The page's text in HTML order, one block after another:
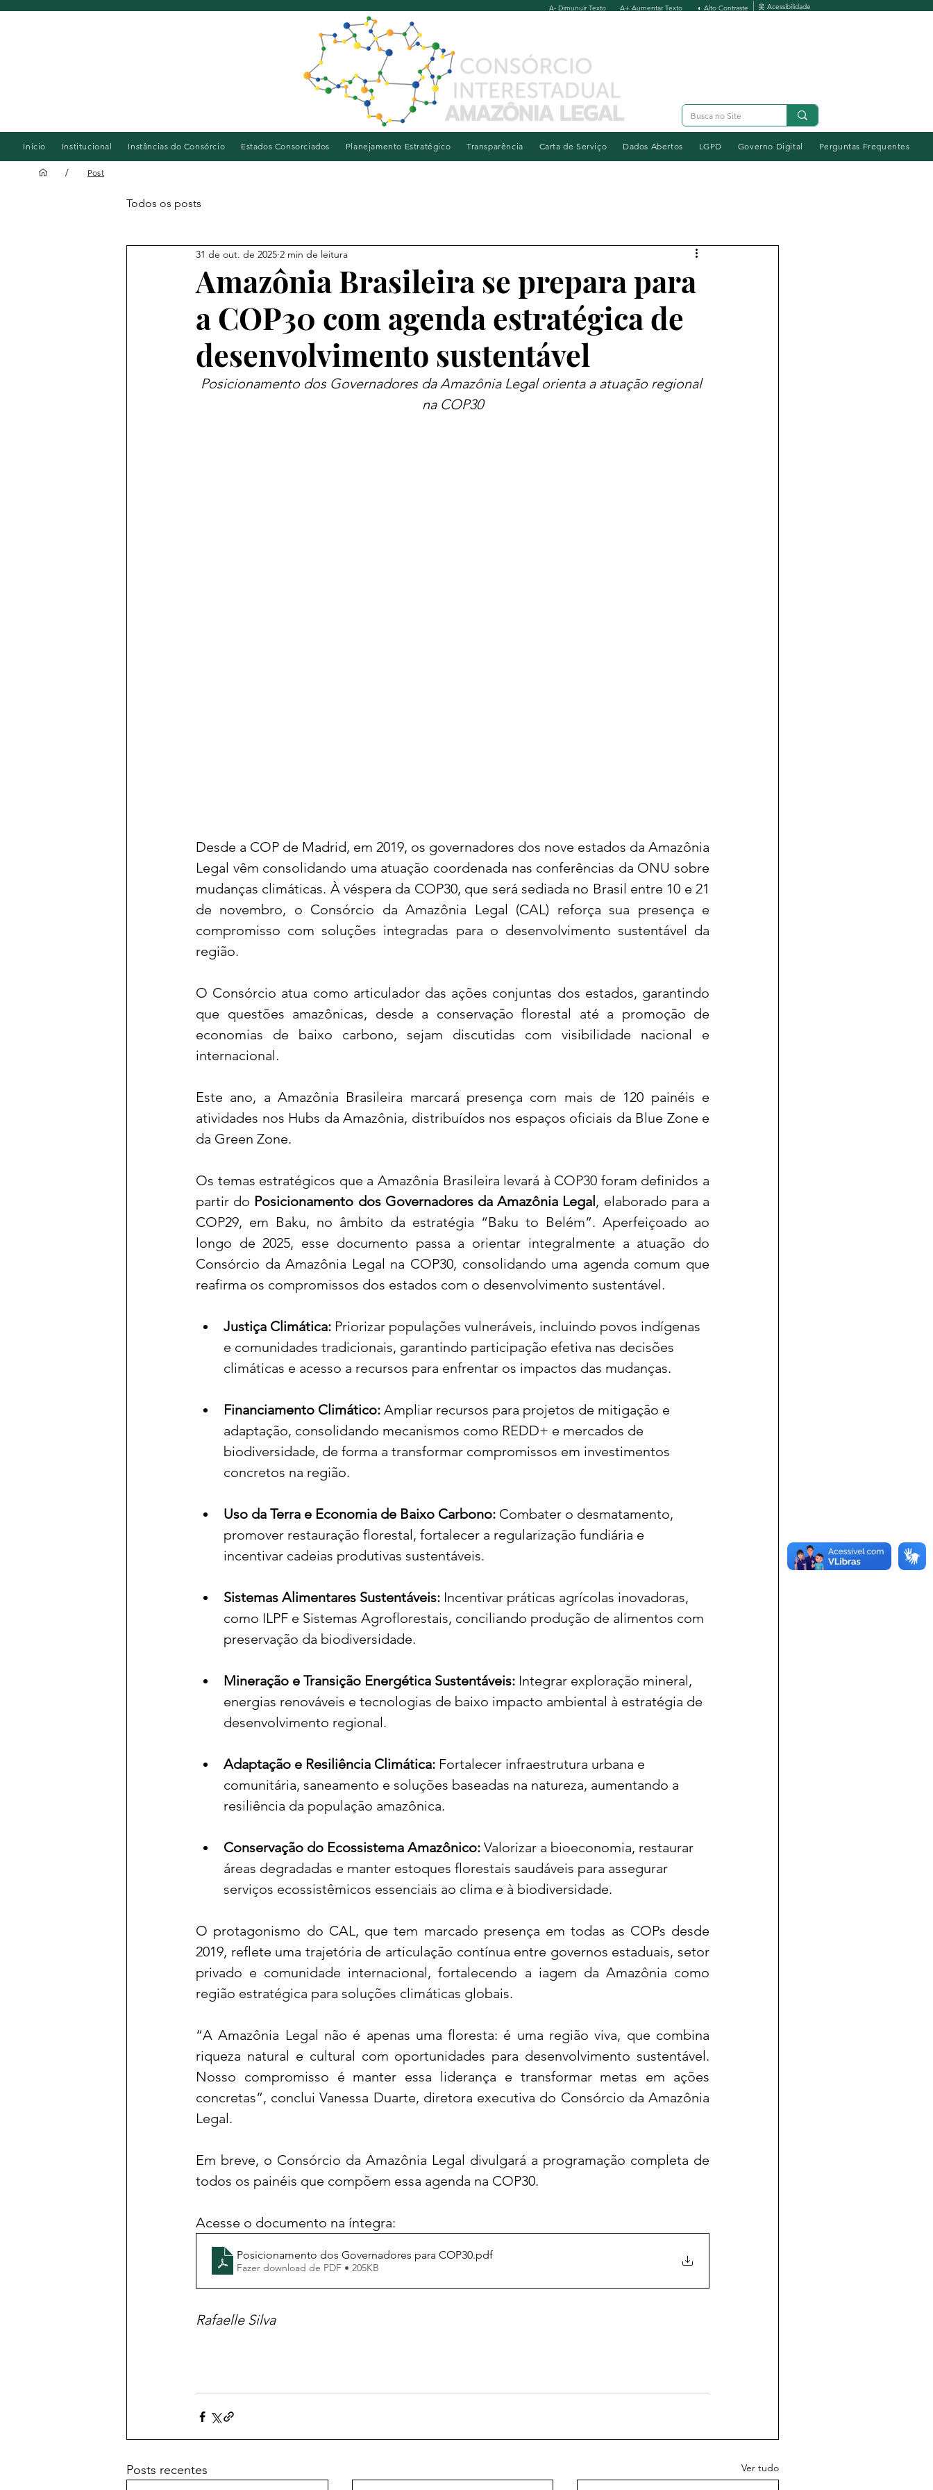
A+ Aumentar Texto ◐ Alto Contraste 옷 Acessibilidade
A- Dimunuir Texto
Início Institucional Instâncias do Consórcio Estados Consorciados Planejamento Estratégico Transparência Carta de Serviço Dados Abertos LGPD Governo Digital Perguntas Frequentes
Todos os posts
Amazônia Brasileira se prepara para
a COP30 com agenda estratégica de
desenvolvimento sustentável
31 de out. de 2025 2 min de leitura
Posicionamento dos Governadores da Amazônia Legal orienta a atuação regional
na COP30
Desde a COP de Madrid, em 2019, os governadores dos nove estados da Amazônia
Legal vêm consolidando uma atuação coordenada nas conferências da ONU sobre
mudanças climáticas. À véspera da COP30, que será sediada no Brasil entre 10 e 21
de novembro, o Consórcio da Amazônia Legal (CAL) reforça sua presença e
compromisso com soluções integradas para o desenvolvimento sustentável da
região.
O Consórcio atua como articulador das ações conjuntas dos estados, garantindo
que questões amazônicas, desde a conservação florestal até a promoção de
economias de baixo carbono, sejam discutidas com visibilidade nacional e
internacional.
Este ano, a Amazônia Brasileira marcará presença com mais de 120 painéis e
atividades nos Hubs da Amazônia, distribuídos nos espaços oficiais da Blue Zone e
da Green Zone.
Os temas estratégicos que a Amazônia Brasileira levará à COP30 foram definidos a
partir do Posicionamento dos Governadores da Amazônia Legal, elaborado para a
COP29, em Baku, no âmbito da estratégia “Baku to Belém”. Aperfeiçoado ao
longo de 2025, esse documento passa a orientar integralmente a atuação do
Consórcio da Amazônia Legal na COP30, consolidando uma agenda comum que
reafirma os compromissos dos estados com o desenvolvimento sustentável.
Justiça Climática: Priorizar populações vulneráveis, incluindo povos indígenas
e comunidades tradicionais, garantindo participação efetiva nas decisões
climáticas e acesso a recursos para enfrentar os impactos das mudanças.
Financiamento Climático: Ampliar recursos para projetos de mitigação e
adaptação, consolidando mecanismos como REDD+ e mercados de
biodiversidade, de forma a transformar compromissos em investimentos
concretos na região.
Uso da Terra e Economia de Baixo Carbono: Combater o desmatamento,
promover restauração florestal, fortalecer a regularização fundiária e
incentivar cadeias produtivas sustentáveis.
Sistemas Alimentares Sustentáveis: Incentivar práticas agrícolas inovadoras,
como ILPF e Sistemas Agroflorestais, conciliando produção de alimentos com
preservação da biodiversidade.
Mineração e Transição Energética Sustentáveis: Integrar exploração mineral,
energias renováveis e tecnologias de baixo impacto ambiental à estratégia de
desenvolvimento regional.
Adaptação e Resiliência Climática: Fortalecer infraestrutura urbana e
comunitária, saneamento e soluções baseadas na natureza, aumentando a
resiliência da população amazônica.
Conservação do Ecossistema Amazônico: Valorizar a bioeconomia, restaurar
áreas degradadas e manter estoques florestais saudáveis para assegurar
serviços ecossistêmicos essenciais ao clima e à biodiversidade.
O protagonismo do CAL, que tem marcado presença em todas as COPs desde
2019, reflete uma trajetória de articulação contínua entre governos estaduais, setor
privado e comunidade internacional, fortalecendo a iagem da Amazônia como
região estratégica para soluções climáticas globais.
“A Amazônia Legal não é apenas uma floresta: é uma região viva, que combina
riqueza natural e cultural com oportunidades para desenvolvimento sustentável.
Nosso compromisso é manter essa liderança e transformar metas em ações
concretas”, conclui Vanessa Duarte, diretora executiva do Consórcio da Amazônia
Legal.
Em breve, o Consórcio da Amazônia Legal divulgará a programação completa de
todos os painéis que compõem essa agenda na COP30.
Acesse o documento na íntegra:
Posicionamento dos Governadores para COP30.pdf
Fazer download de PDF • 205KB
Rafaelle Silva
Posts recentes Ver tudo
/ Post